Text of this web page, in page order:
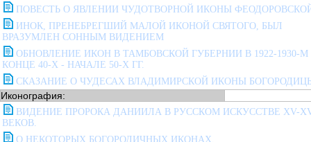
ПОВЕСТЬ О ЯВЛЕНИИ ЧУДОТВОРНОЙ ИКОНЫ
ИНОК, ПРЕНЕБРЕГШИЙ МАЛОЙ ИКОНОЙ СВЯТОГО, БЫЛ
ВРАЗУМЛЕН СОННЫМ ВИДЕНИЕМ
ОБНОВЛЕНИЕ ИКОН В ТАМБОВСКОЙ ГУБЕРНИИ В 1922-1930-М
КОНЦЕ 40-Х - НАЧАЛЕ 50-Х ГГ.
СКАЗАНИЕ О ЧУДЕСАХ ВЛАДИМИРСКОЙ ИКОНЫ
Иконография:
ВИДЕНИЕ ПРОРОКА ДАНИИЛА В РУССКОМ ИСКУССТВЕ XV-
ВЕКОВ.
О НЕКОТОРЫХ БОГОРОДИЧНЫХ ИКОНАХ.